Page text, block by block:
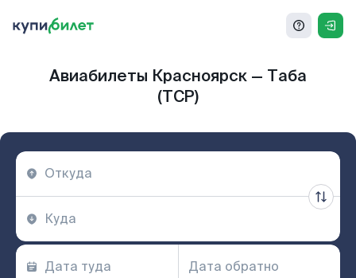
Авиабилеты Красноярск — Таба
(TCP)